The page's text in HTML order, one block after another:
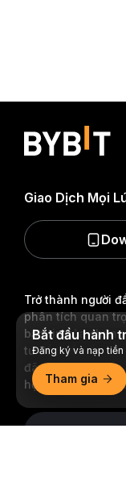
Trở thành người
phân tích quan
bản tin của
tư đều tiềm ẩn rủi
đã đầu tư. Những
hợp với tất cả mọi
Giao Dịch Mọi
Bắt đầu hành
Đăng ký và nạp tiền
Tham gia